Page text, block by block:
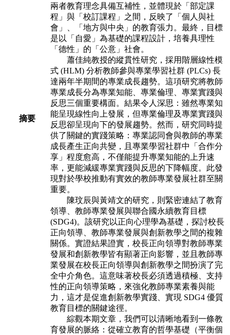
摘要
兩者教育理念具備互補性，並體現於「部定課
程」與「校訂課程」之間，反映了「個人與社
會」、「地方與中央」的教育張力。最終，目標
是以「自愛」為基礎的課程設計，培養具理性
「德性」的「公意」社會。
蕭佳純教授的縱貫性研究，採用階層線性模
式 (HLM) 分析教師參與專業學習社群 (PLCs) 長
達兩年半期間的專業成長趨勢。這項研究將教師
專業成長分為專業知能、專業倫理、專業實踐與
反思三個重要構面。結果令人深思：雖然專業知
能呈現線性向上發展，但專業倫理及專業實踐與
反思卻呈現向下的發展趨勢。然而，研究同時提
供了關鍵的實踐策略：專業認同會與教師的專業
成長產生正向共變，且專業學習社群中「合作分
享」程度愈高，不僅能提升專業知能的上升速
率，更能減緩專業實踐與反思的下降幅度。此發
現對於學校推動有實效的教師專業發展社群至關
重要。
陳玟辰與黃靖文的研究，則緊密連結了教育
領導、教師專業發展與聯合國永續教育目標
(SDG4)。該研究以正向心理學為基礎，探討校長
正向領導、教師專業發展與創新教學之間的複雜
關係。實證結果證實，校長正向領導對教師專業
發展和創新教學皆有顯著正向影響，並且教師專
業發展在校長正向領導與創新教學之間扮演了完
全中介角色。這意味著校長必須透過積極、支持
性的正向領導策略，來強化教師專業素養與能
力，這才是促進創新教學實踐、實現 SDG4 優質
教育目標的關鍵途徑。
綜觀本期文章，我們可以清晰地看到一條教
育發展的脈絡：從確立教育的哲學基礎（平衡個